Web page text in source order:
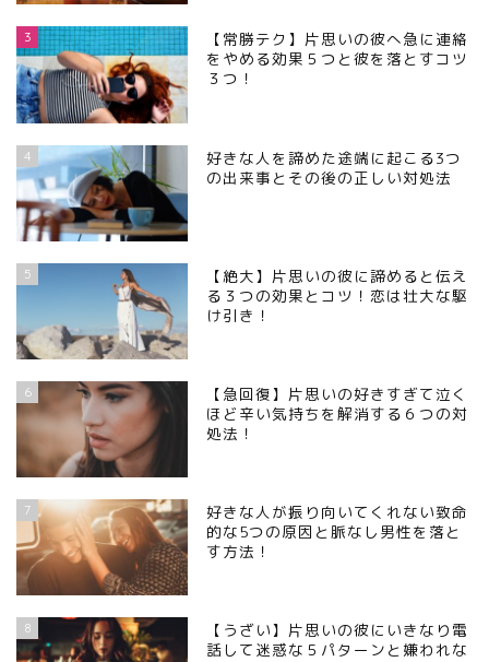
3
【常勝テク】片思いの彼へ急に連絡
をやめる効果５つと彼を落とすコツ
３つ！
4
好きな人を諦めた途端に起こる3つ
の出来事とその後の正しい対処法
5
【絶大】片思いの彼に諦めると伝え
る３つの効果とコツ！恋は壮大な駆
け引き！
6
【急回復】片思いの好きすぎて泣く
ほど辛い気持ちを解消する６つの対
処法！
7
好きな人が振り向いてくれない致命
的な5つの原因と脈なし男性を落と
す方法！
8
【うざい】片思いの彼にいきなり電
話して迷惑な５パターンと嫌われな